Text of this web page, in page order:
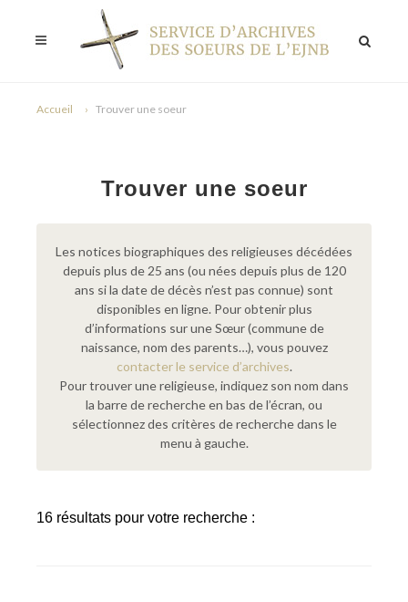
Accueil Trouver une soeur
Trouver une soeur
Les notices biographiques des religieuses décédées
depuis plus de 25 ans (ou nées depuis plus de 120
ans si la date de décès n’est pas connue) sont
disponibles en ligne. Pour obtenir plus
d’informations sur une Sœur (commune de
naissance, nom des parents…), vous pouvez
contacter le service d’archives.
Pour trouver une religieuse, indiquez son nom dans
la barre de recherche en bas de l’écran, ou
sélectionnez des critères de recherche dans le
menu à gauche.
16 résultats pour votre recherche :